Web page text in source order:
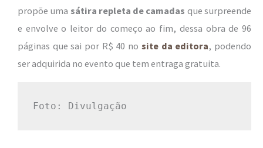
propõe uma sátira repleta de camadas que surpreende
e envolve o leitor do começo ao fim, dessa obra de 96
páginas que sai por R$ 40 no site da editora, podendo
ser adquirida no evento que tem entraga gratuita.
Foto: Divulgação